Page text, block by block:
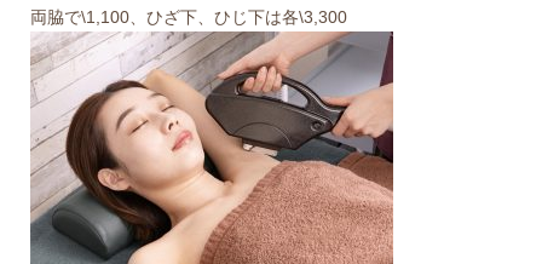
両脇で\1,100、ひざ下、ひじ下は各\3,300